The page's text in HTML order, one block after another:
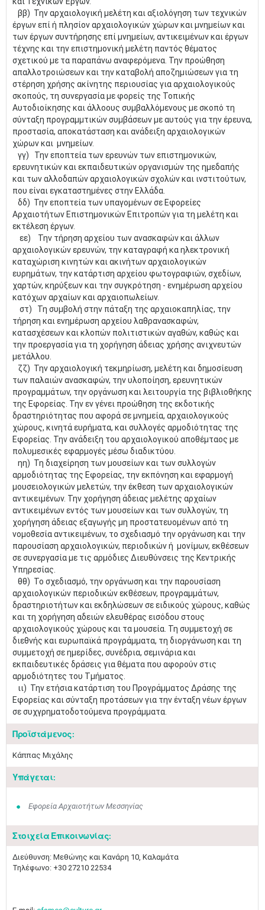
ββ) Την αρχαιολογική μελέτη και αξιολόγηση των τεχνικών
έργων επί ή πλησίον αρχαιολογικών χώρων και μνημείων και
των έργων συντήρησης επί μνημείων, αντικειμένων και έργων
τέχνης και την επιστημονική μελέτη παντός θέματος
σχετικού με τα παραπάνω αναφερόμενα. Την προώθηση
απαλλοτροιώσεων και την καταβολή αποζημιώσεων για τη
στέρηση χρήσης ακίνητης περιουσίας για αρχαιολογικούς
σκοπούς, τη συνεργασία με φορείς της Τοπικής
Αυτοδιοίκησης και άλλοους συμβαλλόμενους με σκοπό τη
σύνταξη προγραμμτικών συμβάσεων με αυτούς για την έρευνα,
προστασία, αποκατάσταση και ανάδειξη αρχαιολογικών
χώρων και μνημείων.
γγ) Την εποπτεία των ερευνών των επιστημονικών,
ερευνητικών και εκπαιδευτικών οργανισμών της ημεδαπής
και των αλλοδαπών αρχαιολογικών σχολών και ινστιτούτων,
που είναι εγκαταστημένες στην Ελλάδα.
δδ) Την εποπτεία των υπαγομένων σε Εφορείες
Αρχαιοτήτων Επιστημονικών Επιτροπών για τη μελέτη και
εκτέλεση έργων.
εε) Την τήρηση αρχείου των ανασκαφών και άλλων
αρχαιολογικών ερευνών, την καταγραφή κα ηλεκτρονική
καταχώριση κινητών και ακινήτων αρχαιολογικών
ευρημάτων, την κατάρτιση αρχείου φωτογραφιών, σχεδίων,
χαρτών, κηρύξεων και την συγκρότηση - ενημέρωση αρχείου
κατόχων αρχαίων και αρχαιοπωλείων.
στ) Τη συμβολή στην πάταξη της αρχαιοκαπηλίας, την
τήρηση και ενημέρωση αρχείου λαθρανασκαφών,
κατασχέσεων και κλοπών πολιτιστικών αγαθών, καθώς και
την προεργασία για τη χορήγηση άδειας χρήσης ανιχνευτών
μετάλλου.
ζζ) Την αρχαιολογική τεκμηρίωση, μελέτη και δημοσίευση
των παλαιών ανασκαφών, την υλοποίηση, ερευνητικών
προγραμμάτων, την οργάνωση και λειτουργία της βιβλιοθήκης
της Εφορείας. Την εν γένει προώθηση της εκδοτικής
δραστηριότητας που αφορά σε μνημεία, αρχαιολογικούς
χώρους, κινητά ευρήματα, και συλλογές αρμοδιότητας της
Εφορείας. Την ανάδειξη του αρχαιολογικού αποθέμταος με
πολυμεσικές εφαρμογές μέσω διαδικτύου.
ηη) Τη διαχείρηση των μουσείων και των συλλογών
αρμοδιότητας της Εφορείας, την εκπόνηση και εφαρμογή
μουσειολογικών μελετών, την έκθεση των αρχαιολογικών
αντικειμένων. Την χορήγηση άδειας μελέτης αρχαίων
αντικειμένων εντός των μουσείων και των συλλογών, τη
χορήγηση άδειας εξαγωγής μη προστατευομένων από τη
νομοθεσία αντικειμένων, το σχεδιασμό την οργάνωση και την
παρουσίαση αρχαιολογικών, περιοδικών ή μονίμων, εκθέσεων
σε συνεργασία με τις αρμόδιες Διευθύνσεις της Κεντρικής
Υπηρεσίας.
θθ) Το σχεδιασμό, την οργάνωση και την παρουσίαση
αρχαιολογικών περιοδικών εκθέσεων, προγραμμάτων,
δραστηριοτήτων και εκδηλώσεων σε ειδικούς χώρους, καθώς
και τη χορήγηση αδειών ελευθέρας εισόδου στους
αρχαιολογικούς χώρους και τα μουσεία. Τη συμμετοχή σε
διεθνής και ευρωπαϊκά προγράμματα, τη διοργάνωση και τη
συμμετοχή σε ημερίδες, συνέδρια, σεμινάρια και
εκπαιδευτικές δράσεις για θέματα που αφορούν στις
αρμοδιότητες του Τμήματος.
ιι) Την ετήσια κατάρτιση του Προγράμματος Δράσης της
Εφορείας και σύνταξη προτάσεων για την ένταξη νέων έργων
σε συχγρηματοδοτούμενα προγράμματα.
Προϊστάμενος:
Κάππας Μιχάλης
Υπάγεται:
Εφορεία Αρχαιοτήτων Μεσσηνίας
Στοιχεία Επικοινωνίας:
​Διεύθυνση: Μεθώνης και Κανάρη 10, Καλαμάτα
Τηλέφωνο: +30 27210 22534